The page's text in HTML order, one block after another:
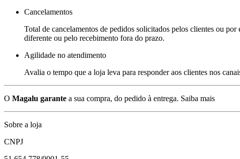
Cancelamentos
Total de cancelamentos de pedidos solicitados pelos clientes ou
diferente ou pelo recebimento fora do prazo.
Agilidade no atendimento
Avalia o tempo que a loja leva para responder aos clientes nos
O Magalu garante a sua compra, do pedido à entrega. Saiba mais
Sobre a loja
CNPJ